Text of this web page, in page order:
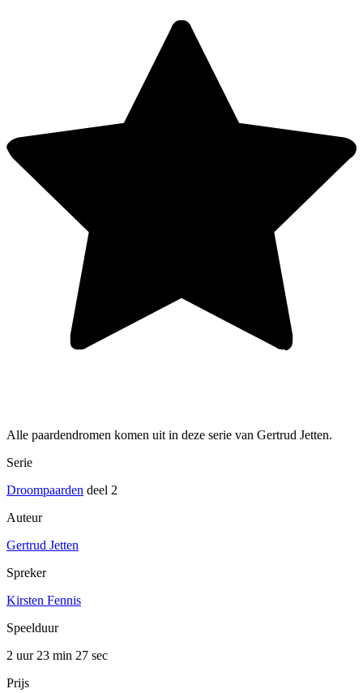
Alle paardendromen komen uit in deze serie van Gertrud Jetten.
Serie
Droompaarden deel 2
Auteur
Gertrud Jetten
Spreker
Kirsten Fennis
Speelduur
2 uur 23 min 27 sec
Prijs